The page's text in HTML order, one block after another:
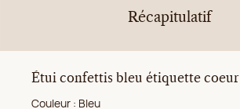
Récapitulatif
Étui confettis bleu étiquette coeur
Couleur : Bleu